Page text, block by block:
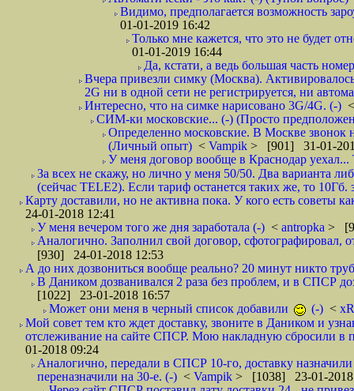
Видимо, предполагается возможность
01-01-2019 16:42
Только мне кажется, что это не будет
01-01-2019 16:44
Да, кстати, а ведь большая часть
Вчера привезли симку (Москва).
2G ни в одной сети не регистрируется, ни
Интересно, что на симке нарисовано 3G/4G. (-)
СИМ-ки московские... (-) (Просто
Определенно московские. В Москве звонок
(Личный опыт) < Vampik > [901] 31-01-
У меня договор вообще в Краснодар
За всех не скажу, но лично у меня 50/50. Два варианта
(сейчас TELE2). Если тариф останется таких же, то
Карту доставили, но не активна пока. У кого есть советы
24-01-2018 12:41
У меня вечером того же дня заработала (-) < antropka >
Аналогично. Заполнил свой договор,
[930] 24-01-2018 12:53
А до них дозвониться вообще реально? 20 минут никто
В Даником дозванивался 2 раза без проблем, и в СПСР
[1022] 23-01-2018 16:57
Может они меня в черный список добавили
(-) <
Мой совет тем кто ждет доставку, звоните в Даником и
отслеживание на сайте СПСР. Мою накладную сбросили
01-2018 09:24
Аналогично, передали в СПСР 10-го, доставку
переназначили на 30-е. (-) < Vampik > [1038] 23-01-2018